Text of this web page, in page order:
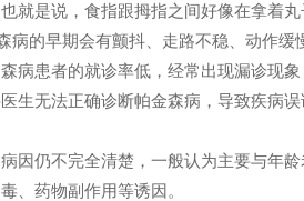
是说，食指跟拇指之间好像在拿着
病的早期会有颤抖、走路不稳、动作
病患者的就诊率低，经常出现漏诊现
生无法正确诊断帕金森病，导致疾病误
因仍不完全清楚，一般认为主要与年
、药物副作用等诱因。